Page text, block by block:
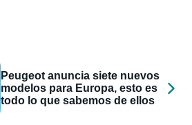
Peugeot anuncia siete nuevos
modelos para Europa, esto es
todo lo que sabemos de ellos